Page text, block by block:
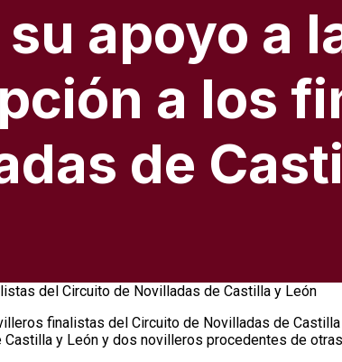
apoyo a
a los
de
finalistas del Circuito de Novilladas de
y León y dos novilleros procedentes de